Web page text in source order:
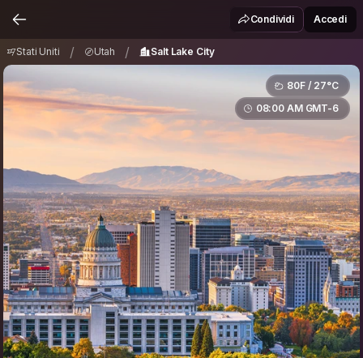
Salt Lake CityCondividi Accedi
Stati Uniti / Utah / Salt Lake City
80F / 27°C
08:00 AM GMT-6